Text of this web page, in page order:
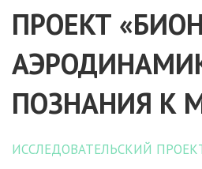
ПРОЕКТ
ПОЗНАНИЯ К
ИССЛЕДОВАТЕЛЬСКИЙ